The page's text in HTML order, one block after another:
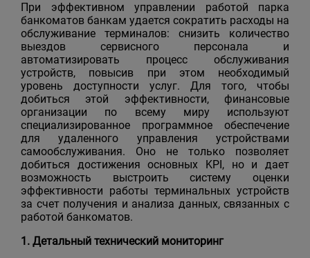
При эффективном управлении работой парка
банкоматов банкам удается сократить расходы на
обслуживание терминалов: снизить количество
выездов сервисного персонала и
автоматизировать процесс обслуживания
устройств, повысив при этом необходимый
уровень доступности услуг. Для того, чтобы
добиться этой эффективности, финансовые
организации по всему миру используют
специализированное программное обеспечение
для удаленного управления устройствами
самообслуживания. Оно не только позволяет
добиться достижения основных KPI, но и дает
возможность выстроить систему оценки
эффективности работы терминальных устройств
за счет получения и анализа данных, связанных с
работой банкоматов.
1. Детальный технический мониторинг